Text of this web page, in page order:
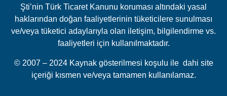
Şti’nin Türk Ticaret Kanunu koruması altındaki yasal
haklarından doğan faaliyetlerinin tüketicilere sunulması
ve/veya tüketici adaylarıyla olan iletişim, bilgilendirme vs.
faaliyetleri için kullanılmaktadır.
© 2007 – 2024 Kaynak gösterilmesi koşulu ile dahi site
içeriği kısmen ve/veya tamamen kullanılamaz.